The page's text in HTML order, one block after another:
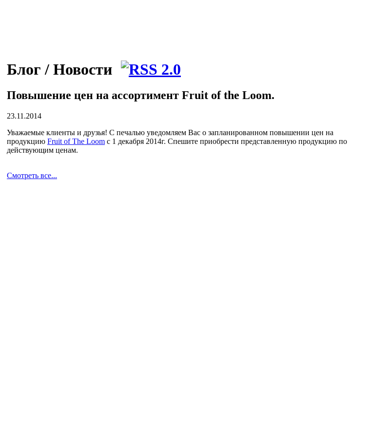
Блог / Новости
Повышение цен на ассортимент Fruit of the Loom.
23.11.2014
Уважаемые клиенты и друзья! С печалью уведомляем Вас о запланированном повышении цен на
продукцию Fruit of The Loom с 1 декабря 2014г. Спешите приобрести представленную продукцию по
действующим ценам.
Смотреть все...